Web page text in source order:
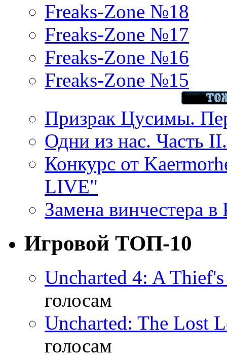
Freaks-Zone №18
Freaks-Zone №17
Freaks-Zone №16
Freaks-Zone №15
Призрак Цусимы.
Одни из нас. Часть
Конкурс от
LIVE"
Замена винчестера
Игровой ТОП-10
Uncharted 4: A
голосам
Uncharted: The Lost
голосам